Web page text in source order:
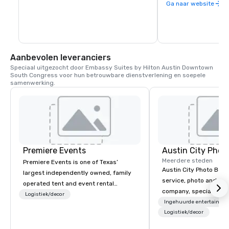
indirecte banen in
tweede plaats voor
Ga naar website
Aanbevolen leveranciers
Speciaal uitgezocht door Embassy Suites by Hilton Austin Downtown
South Congress voor hun betrouwbare dienstverlening en soepele
samenwerking.
Premiere Events
Premiere Events is one of Texas’
largest independently owned, family
operated tent and event rental
companies. With 4 ideally located
Logistiek/decor
Austin City
Meerdere steden
Austin City Photo
service, photo and
company, specializing
of all occasions
festivals, brand
Ingehuurde
Logistiek/decor